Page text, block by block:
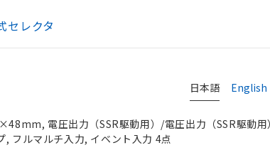
セレクタ
日本語 English
電圧出力（SSR駆動用）/電圧出力（SSR駆動用
フルマルチ入力, イベント入力 4点